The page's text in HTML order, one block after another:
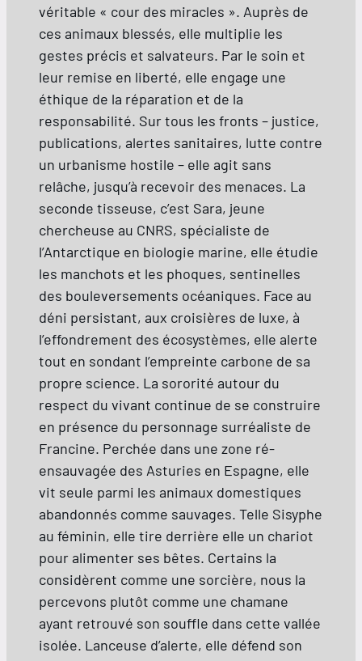
véritable « cour des miracles ». Auprès de
ces animaux blessés, elle multiplie les
gestes précis et salvateurs. Par le soin et
leur remise en liberté, elle engage une
éthique de la réparation et de la
responsabilité. Sur tous les fronts – justice,
publications, alertes sanitaires, lutte contre
un urbanisme hostile – elle agit sans
relâche, jusqu’à recevoir des menaces. La
seconde tisseuse, c’est Sara, jeune
chercheuse au CNRS, spécialiste de
l’Antarctique en biologie marine, elle étudie
les manchots et les phoques, sentinelles
des bouleversements océaniques. Face au
déni persistant, aux croisières de luxe, à
l’effondrement des écosystèmes, elle alerte
tout en sondant l’empreinte carbone de sa
propre science. La sororité autour du
respect du vivant continue de se construire
en présence du personnage surréaliste de
Francine. Perchée dans une zone ré-
ensauvagée des Asturies en Espagne, elle
vit seule parmi les animaux domestiques
abandonnés comme sauvages. Telle Sisyphe
au féminin, elle tire derrière elle un chariot
pour alimenter ses bêtes. Certains la
considèrent comme une sorcière, nous la
percevons plutôt comme une chamane
ayant retrouvé son souffle dans cette vallée
isolée. Lanceuse d’alerte, elle défend son